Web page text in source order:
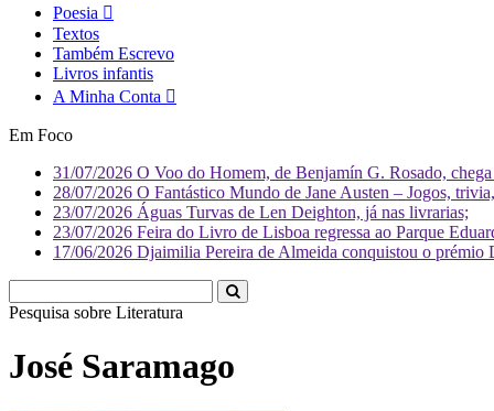
Poesia
Textos
Também Escrevo
Livros infantis
A Minha Conta
Em Foco
31/07/2026 O Voo do Homem, de Benjamín G. Rosado,
28/07/2026 O Fantástico Mundo de Jane Austen – Jogos,
23/07/2026 Águas Turvas de Len Deighton, já nas livrarias;
23/07/2026 Feira do Livro de Lisboa regressa ao Parque
17/06/2026 Djaimilia Pereira de Almeida conquistou o
Pesquisa sobre Literatura
José Saramago